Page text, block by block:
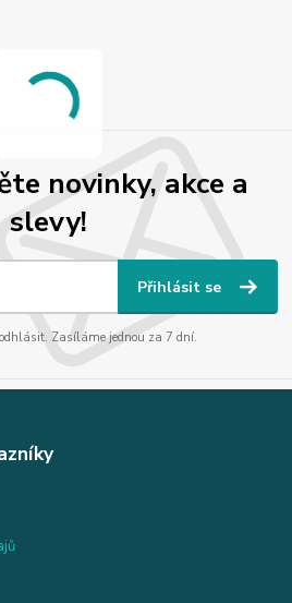
novinky, akce a
slevy!
Přihlásit se
Zasíláme jednou za 7 dní.